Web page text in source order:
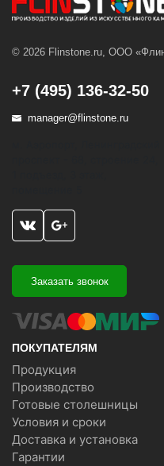
© 2026 Flinstone.ru, ООО
+7 (495) 136-32-50
manager@flinstone.ru
Заказать звонок
ПОКУПАТЕЛЯМ
Продукция
Производство
Готовые столешницы
Условия и сроки
Доставка и установка
Гарантии